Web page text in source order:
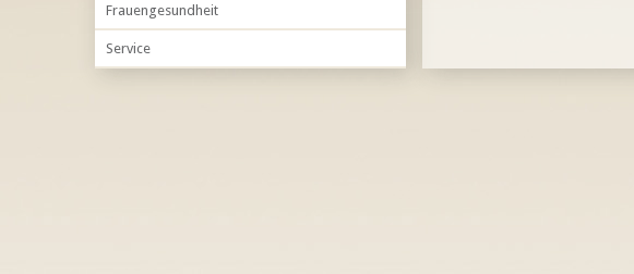
Frauengesundheit
Service